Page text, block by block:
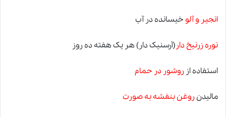
انجیر و آلو خیسانده در آب
نوره زرنیخ دار (آرسنیک دار) هر یک هفته ده روز
استفاده از روشور در حمام
مالیدنروغن بنفشه به صورت